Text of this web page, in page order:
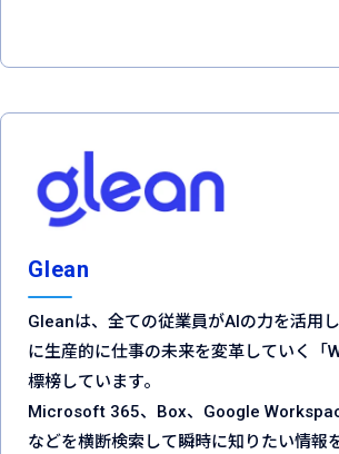
Glean
Gleanは、全ての従業員がAIの力を活用
に生産的に仕事の未来を変革していく
標榜しています。
Microsoft 365、Box、Google
などを横断検索して瞬時に知りたい情報